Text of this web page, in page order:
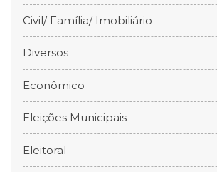
Civil/ Família/ Imobiliário
Diversos
Econômico
Eleições Municipais
Eleitoral